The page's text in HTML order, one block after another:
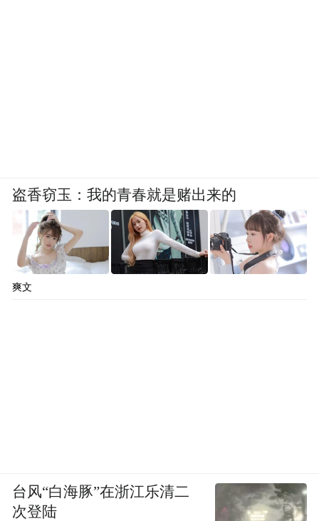
盗香窃玉：我的青春就是赌出来的
爽文
台风“白海豚”在浙江乐清二
次登陆